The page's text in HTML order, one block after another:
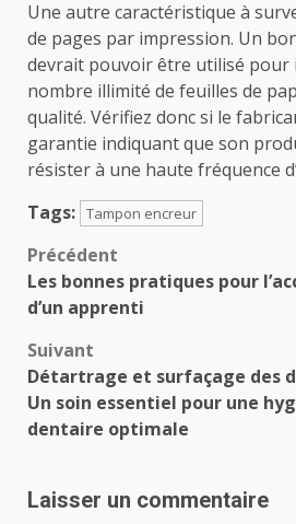
Une autre caractéristique à
de pages par impression. Un
devrait pouvoir être utilisé pour
nombre illimité de feuilles de
qualité. Vérifiez donc si le
garantie indiquant que son
résister à une haute fréquence
Tags: Tampon encreur
Navigation
d’article
Précédent
Les bonnes pratiques pour
d’un apprenti
Suivant
Détartrage et surfaçage des
Un soin essentiel pour une
dentaire optimale
Laisser un commentaire